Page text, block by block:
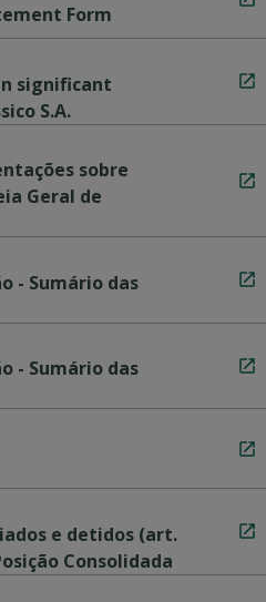
Form
significant
S.A.
sobre
Geral de
- Sumário das
- Sumário das
e detidos (art.
Consolidada